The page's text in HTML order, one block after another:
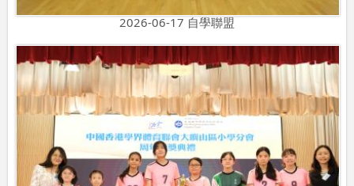
2026-06-17 自學聯盟